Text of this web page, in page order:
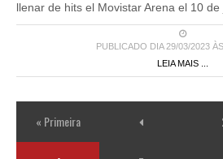
llenar de hits el Movistar Arena el 10 de
PUBLICADO DIA 29/03/2023
LEIA MAIS ...
« Primeira